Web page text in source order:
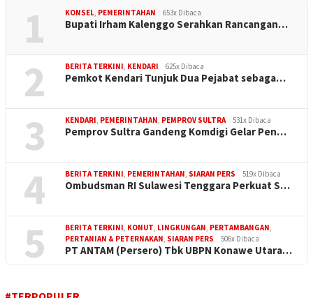
1 KONSEL, PEMERINTAHAN 653x Dibaca
Bupati Irham Kalenggo Serahkan Rancangan…
2 BERITA TERKINI, KENDARI 625x Dibaca
Pemkot Kendari Tunjuk Dua Pejabat sebaga…
3 KENDARI, PEMERINTAHAN, PEMPROV SULTRA 531x Dibaca
Pemprov Sultra Gandeng Komdigi Gelar Pen…
4 BERITA TERKINI, PEMERINTAHAN, SIARAN PERS 519x Dibaca
Ombudsman RI Sulawesi Tenggara Perkuat S…
5 BERITA TERKINI, KONUT, LINGKUNGAN, PERTAMBANGAN,
PERTANIAN & PETERNAKAN, SIARAN PERS 506x Dibaca
PT ANTAM (Persero) Tbk UBPN Konawe Utara…